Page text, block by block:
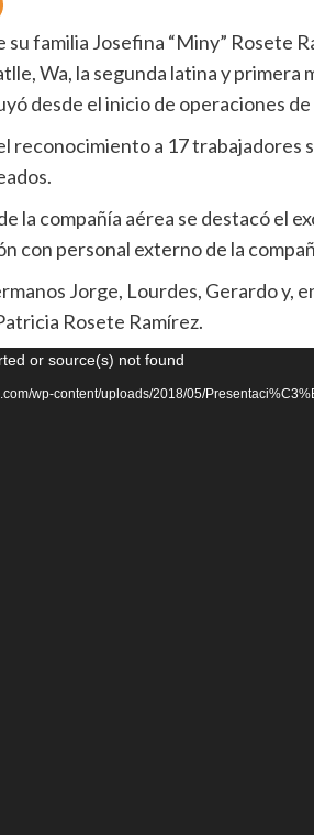
su familia Josefina “Miny” Rosete
Wa, la segunda latina y
desde el inicio de operaciones de
reconocimiento a 17
la compañía aérea se destacó el
con personal externo de la
Jorge, Lourdes, Gerardo y,
Rosete Ramírez.
or source(s) not found
wp-content/uploads/2018/05/